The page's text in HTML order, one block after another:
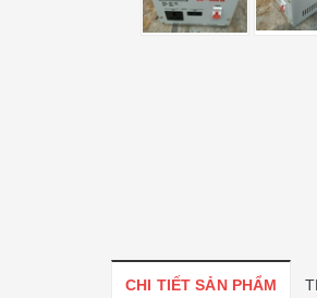
CHI TIẾT SẢN PHẨM